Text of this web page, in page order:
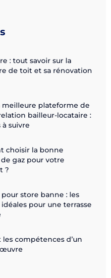
: tout savoir sur la
de toit et sa rénovation
meilleure plateforme de
bailleur-locataire :
suivre
choisir la bonne
gaz pour votre
?
pour store banne : les
pour une terrasse
les compétences d’un